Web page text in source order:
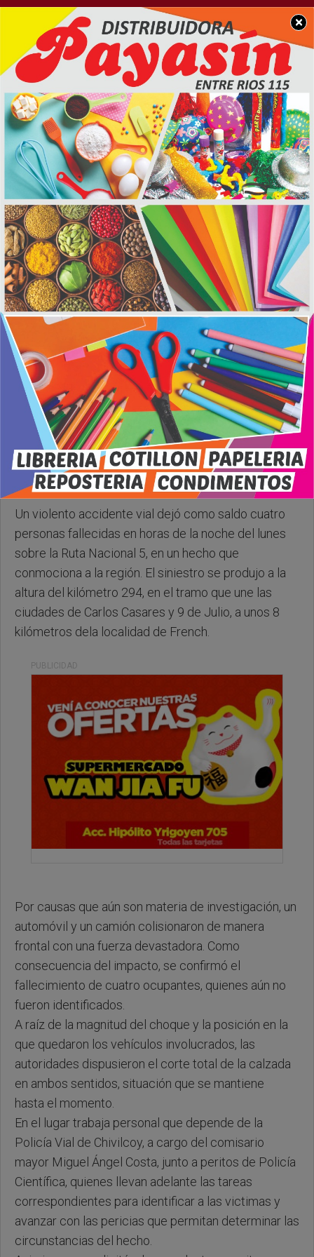
×
POLICIALES
Un tremendo choque
frontal deja como saldo
4 personas fallecidas
Lunes, 30 de Marzo de 2026 . 23:30 Hs.
Un violento accidente vial dejó como saldo cuatro
personas fallecidas en horas de la noche del lunes
sobre la Ruta Nacional 5, en un hecho que
conmociona a la región. El siniestro se produjo a la
altura del kilómetro 294, en el tramo que une las
ciudades de Carlos Casares y 9 de Julio, a unos 8
kilómetros dela localidad de French.
PUBLICIDAD
Por causas que aún son materia de investigación, un
automóvil y un camión colisionaron de manera
frontal con una fuerza devastadora. Como
consecuencia del impacto, se confirmó el
fallecimiento de cuatro ocupantes, quienes aún no
fueron identificados.
A raíz de la magnitud del choque y la posición en la
que quedaron los vehículos involucrados, las
autoridades dispusieron el corte total de la calzada
en ambos sentidos, situación que se mantiene
hasta el momento.
En el lugar trabaja personal que depende de la
Policía Vial de Chivilcoy, a cargo del comisario
mayor Miguel Ángel Costa, junto a peritos de Policía
Científica, quienes llevan adelante las tareas
correspondientes para identificar a las victimas y
avanzar con las pericias que permitan determinar las
circunstancias del hecho.